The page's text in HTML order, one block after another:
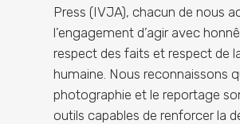
Press (IVJA), chacun de nous
l’engagement d’agir avec
respect des faits et respect de
humaine. Nous reconnaissons
photographie et le reportage
outils capables de renforcer la